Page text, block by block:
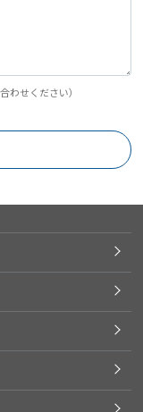
わせください）